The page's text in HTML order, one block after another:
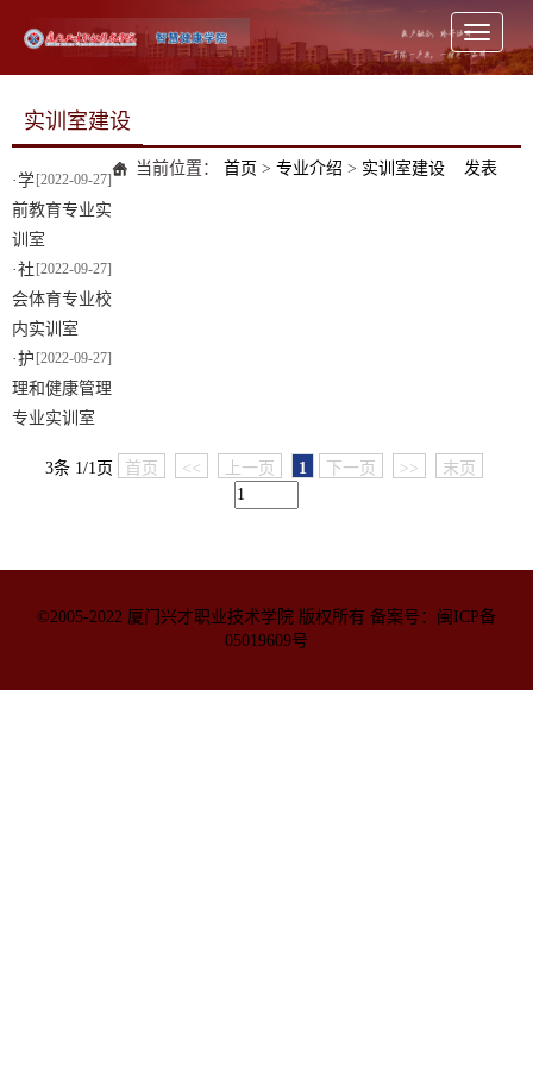
Toggle
实训室建设
当前位置： 首页 > 专业介绍 > 实训室建设 发表
[2022-09-27]
·学
前教育专业实
训室
[2022-09-27]
·社
会体育专业校
内实训室
[2022-09-27]
·护
理和健康管理
专业实训室
3条 1/1页 首页 << 上一页 1 下一页 >> 末页
©2005-2022 厦门兴才职业技术学院 版权所有 备案号：闽ICP备
05019609号